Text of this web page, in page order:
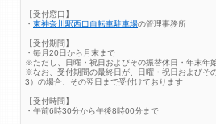
【受付窓口】
・ 東神奈川駅西口自転車駐車場の管理事務所
【受付期間】
・毎月20日から月末まで
※ただし、日曜・祝日およびその振替休日・年末年
※なお、受付期間の最終日が、日曜・祝日およびそ
3）の場合、その翌日まで受付けております
【受付時間】
・午前6時30分から午後8時00分まで